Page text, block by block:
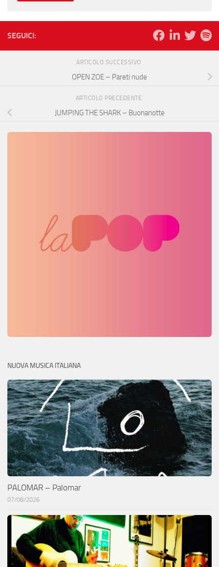
SEGUICI:
ARTICOLO SUCCESSIVO
OPEN ZOE – Pareti nude
ARTICOLO PRECEDENTE
JUMPING THE SHARK – Buonanotte
NUOVA MUSICA ITALIANA
PALOMAR – Palomar
07/08/2026